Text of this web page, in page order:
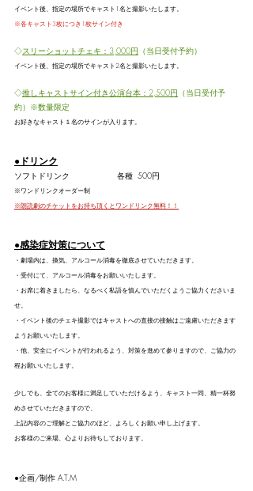
イベント後、指定の場所でキャスト1名と撮影いたします。
※各キャスト3枚につき1枚サイン付き
◇スリーショットチェキ：3,000円 （当日受付予約）
イベント後、指定の場所でキャスト2名と撮影いたします。
◇推しキャストサイン付き公演台本：2,500円 （当日受付予
約）※数量限定
お好きなキャスト１名のサインが入ります。
●ドリンク
ソフトドリンク　　　　　　各種  500円
※ワンドリンクオーダー制
※朗読劇のチケットをお持ち頂くとワンドリンク無料！！
●感染症対策について
・劇場内は、換気、アルコール消毒を徹底させていただきます。
・受付にて、アルコール消毒をお願いいたします。
・お席に着きましたら、なるべく私語を慎んでいただくようご協力くださいま
せ。
・イベント後のチェキ撮影ではキャストへの直接の接触はご遠慮いただきます
ようお願いいたします。
・他、安全にイベントが行われるよう、対策を進めて参りますので、ご協力の
程お願いいたします。
少しでも、全てのお客様に満足していただけるよう、キャスト一同、精一杯努
めさせていただきますので、
上記内容のご理解とご協力のほど、よろしくお願い申し上げます。
お客様のご来場、心よりお待ちしております。
●企画/制作 A.T.M